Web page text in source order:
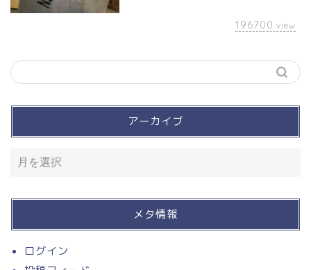
196700 view
アーカイブ
メタ情報
ログイン
ス